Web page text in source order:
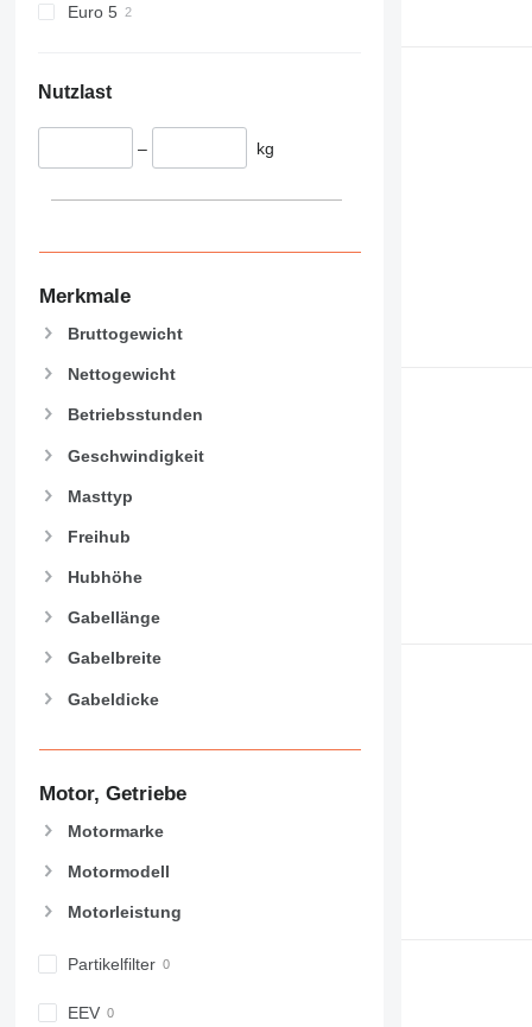
Euro 5
Nutzlast
– kg
Merkmale
Bruttogewicht
Nettogewicht
Betriebsstunden
Geschwindigkeit
Masttyp
Freihub
Hubhöhe
Gabellänge
Gabelbreite
Gabeldicke
Motor, Getriebe
Motormarke
Motormodell
Motorleistung
Partikelfilter
EEV